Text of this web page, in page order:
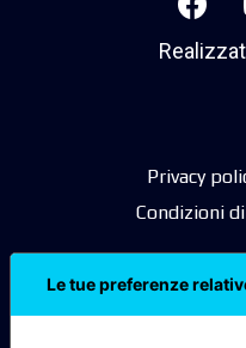
Privacy
Condizioni
Le tue preferenze